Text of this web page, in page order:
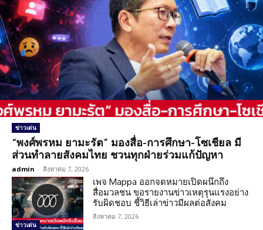
ข่าวเด่น
“พงศ์พรหม ยามะรัต” มองสื่อ-การศึกษา-โซเชียล มี
ส่วนทำลายสังคมไทย ชวนทุกฝ่ายร่วมแก้ปัญหา
admin - สิงหาคม 7, 2026
ข่าวเด่น
เพจ Mappa ออกจดหมายเปิดผนึกถึง
สื่อมวลชน ขอรายงานข่าวเหตุรุนแรงอย่าง
รับผิดชอบ ชี้วิธีเล่าข่าวมีผลต่อสังคม
สิงหาคม 7, 2026